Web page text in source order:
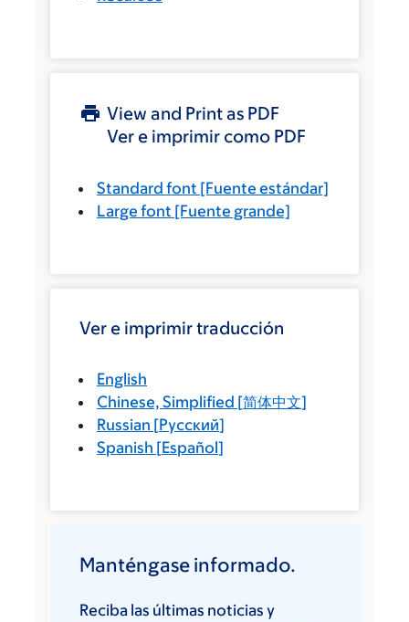
View and Print as PDF
Ver e imprimir como PDF
Standard font [Fuente estándar]
Large font [Fuente grande]
Ver e imprimir traducción
English
Chinese, Simplified [简体中文]
Russian [Русский]
Spanish [Español]
Manténgase informado.
Reciba las últimas noticias y